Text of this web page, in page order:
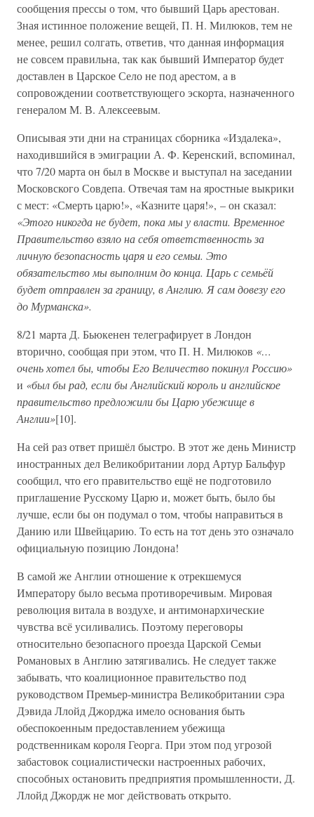
сообщения прессы о том, что бывший Царь арестован.
Зная истинное положение вещей, П. Н. Милюков, тем не
менее, решил солгать, ответив, что данная информация
не совсем правильна, так как бывший Император будет
доставлен в Царское Село не под арестом, а в
сопровождении соответствующего эскорта, назначенного
генералом М. В. Алексеевым.
Описывая эти дни на страницах сборника «Издалека»,
находившийся в эмиграции А. Ф. Керенский, вспоминал,
что 7/20 марта он был в Москве и выступал на заседании
Московского Совдепа. Отвечая там на яростные выкрики
с мест: «Смерть царю!», «Казните царя!», – он сказал:
«Этого никогда не будет, пока мы у власти. Временное
Правительство взяло на себя ответственность за
личную безопасность царя и его семьи. Это
обязательство мы выполним до конца. Царь с семьёй
будет отправлен за границу, в Англию. Я сам довезу его
до Мурманска».
8/21 марта Д. Бьюкенен телеграфирует в Лондон
вторично, сообщая при этом, что П. Н. Милюков «…
очень хотел бы, чтобы Его Величество покинул Россию»
и «был бы рад, если бы Английский король и английское
правительство предложили бы Царю убежище в
Англии»[10].
На сей раз ответ пришёл быстро. В этот же день Министр
иностранных дел Великобритании лорд Артур Бальфур
сообщил, что его правительство ещё не подготовило
приглашение Русскому Царю и, может быть, было бы
лучше, если бы он подумал о том, чтобы направиться в
Данию или Швейцарию. То есть на тот день это означало
официальную позицию Лондона!
В самой же Англии отношение к отрекшемуся
Императору было весьма противоречивым. Мировая
революция витала в воздухе, и антимонархические
чувства всё усиливались. Поэтому переговоры
относительно безопасного проезда Царской Семьи
Романовых в Англию затягивались. Не следует также
забывать, что коалиционное правительство под
руководством Премьер-министра Великобритании сэра
Дэвида Ллойд Джорджа имело основания быть
обеспокоенным предоставлением убежища
родственникам короля Георга. При этом под угрозой
забастовок социалистически настроенных рабочих,
способных остановить предприятия промышленности, Д.
Ллойд Джордж не мог действовать открыто.